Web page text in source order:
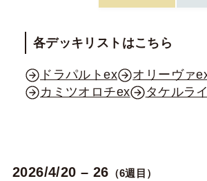
各デッキリストはこちら
ドラパルトex
オリーヴァ
カミツオロチex
タケルラ
2026/4/20 – 26 （6週目）